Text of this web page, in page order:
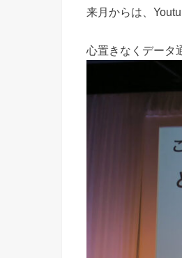
来月からは、
心置きなくデータ